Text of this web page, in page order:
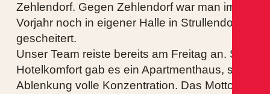
Zehlendorf. Gegen Zehlendorf war man im
Vorjahr noch in eigener Halle in Strullendorf
gescheitert.
Unser Team reiste bereits am Freitag an. Statt
Hotelkomfort gab es ein Apartmenthaus, statt
Ablenkung volle Konzentration. Das Motto für